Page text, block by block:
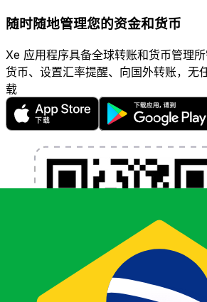
随时随地管理您的资金和货币
Xe 应用程序具备全球转账和货币管理
货币、设置汇率提醒、向国外转账，无
载